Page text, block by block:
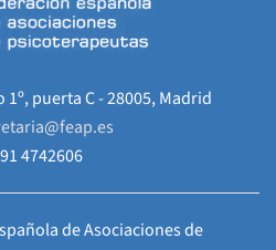
1º, puerta C - 28005, Madrid
91 4742606
de Asociaciones de